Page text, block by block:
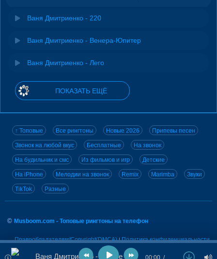
Ваня Дмитриенко - 220
Ваня Дмитриенко - Венера-Юпитер
Ваня Дмитриенко - Лего
ПОКАЗАТЬ ЕЩЁ
↑ Топовые Все рингтоны Новые 2026 Припевы песен
Звонок на любой вкус Бесплатные На звонок
На будильник и смс Из фильмов и игр Детские
На iPhone Мелодии на звонок Remix Marimba Звуки
TikTok Разные
© Musboom.com - Топовые рингтоны на телефон
Правообладателям/Copyright(DMCA)|Политика конфиденциальности
E-mail:
Ваня Дмитриенко - Другое Дело 00:00